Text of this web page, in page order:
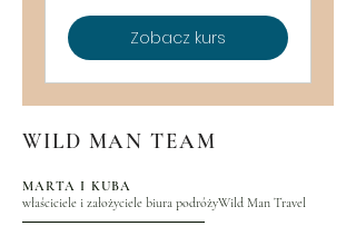
Zobacz kurs
WILD MAN TEAM
MARTA I KUBA
właściciele i założyciele biura podróżyWild Man Travel